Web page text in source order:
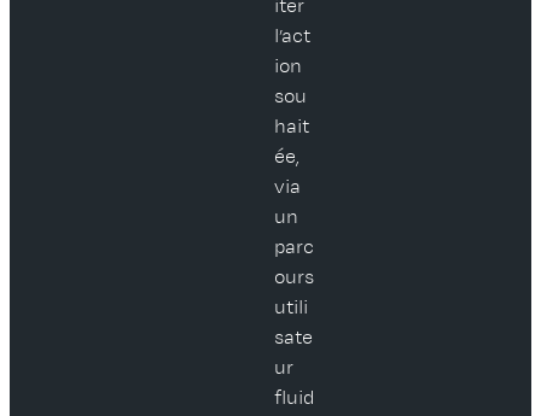
iter
l’act
ion
sou
hait
ée,
via
un
parc
ours
utili
sate
ur
fluid